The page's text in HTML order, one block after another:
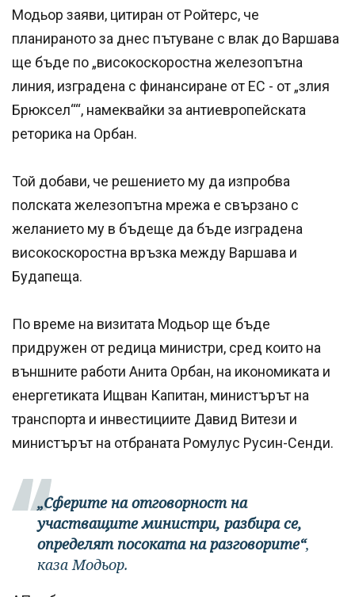
Модьор заяви, цитиран от Ройтерс, че
планираното за днес пътуване с влак до Варшава
ще бъде по „високоскоростна железопътна
линия, изградена с финансиране от ЕС - от „злия
Брюксел““, намеквайки за антиевропейската
реторика на Орбан.
Той добави, че решението му да изпробва
полската железопътна мрежа е свързано с
желанието му в бъдеще да бъде изградена
високоскоростна връзка между Варшава и
Будапеща.
По време на визитата Модьор ще бъде
придружен от редица министри, сред които на
външните работи Анита Орбан, на икономиката и
енергетиката Ищван Капитан, министърът на
транспорта и инвестициите Давид Витези и
министърът на отбраната Ромулус Русин-Сенди.
„Сферите на отговорност на
участващите министри, разбира се,
определят посоката на разговорите“,
каза Модьор.